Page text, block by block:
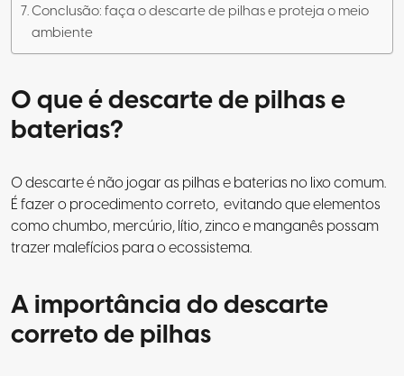
Conclusão: faça o descarte de pilhas e proteja o meio
ambiente
O que é descarte de pilhas e
baterias?
O descarte é não jogar as pilhas e baterias no lixo comum.
É fazer o procedimento correto, evitando que elementos
como chumbo, mercúrio, lítio, zinco e manganês possam
trazer malefícios para o ecossistema.
A importância do descarte
correto de pilhas